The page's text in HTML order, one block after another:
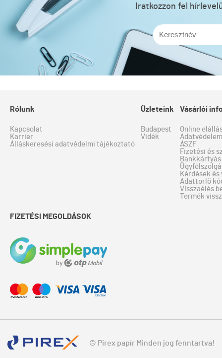
Iratkozzon fel
Rólunk
Kapcsolat
Karrier
Álláskeresési adatvédelmi tájékoztató
Üzleteink
Budapest
Vidék
Vásárlói
Online
Adatvédelem
ÁSZF
Fizetési és
Kérdések
Adattörlő
Visszaélés
Termék
FIZETÉSI MEGOLDÁSOK
© Pirex papír Minden jog fenntartva!